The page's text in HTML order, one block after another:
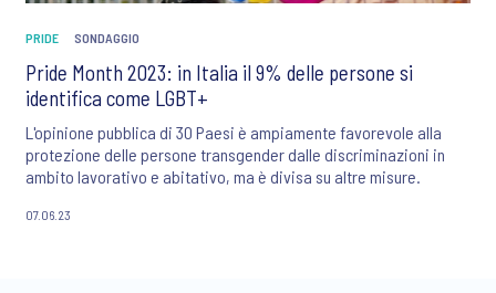
PRIDE SONDAGGIO
Pride Month 2023: in Italia il 9% delle persone si
identifica come LGBT+
L'opinione pubblica di 30 Paesi è ampiamente favorevole alla
protezione delle persone transgender dalle discriminazioni in
ambito lavorativo e abitativo, ma è divisa su altre misure.
07.06.23